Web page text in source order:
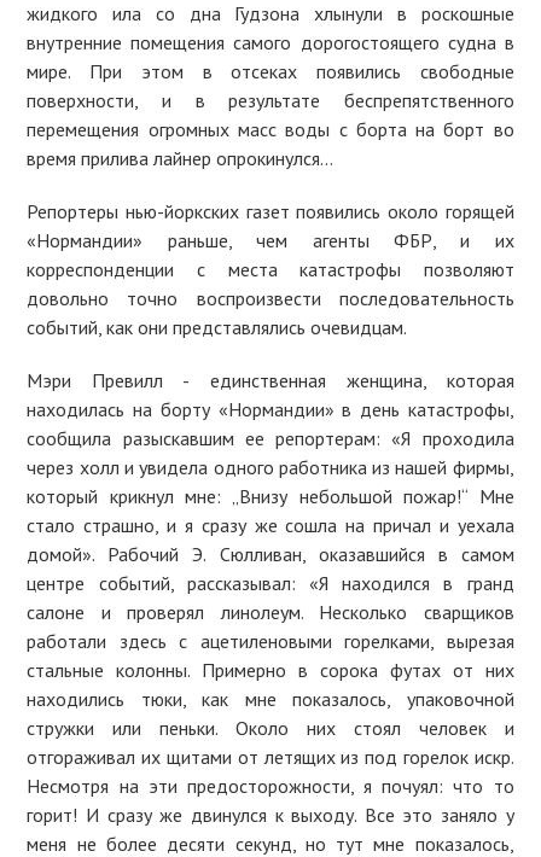
жидкого ила со дна Гудзона хлынули в роскошные
внутренние помещения самого дорогостоящего судна в
мире. При этом в отсеках появились свободные
поверхности, и в результате беспрепятственного
перемещения огромных масс воды с борта на борт во
время прилива лайнер опрокинулся…
Репортеры нью-йоркских газет появились около горящей
«Нормандии» раньше, чем агенты ФБР, и их
корреспонденции с места катастрофы позволяют
довольно точно воспроизвести последовательность
событий, как они представлялись очевидцам.
Мэри Превилл - единственная женщина, которая
находилась на борту «Нормандии» в день катастрофы,
сообщила разыскавшим ее репортерам: «Я проходила
через холл и увидела одного работника из нашей фирмы,
который крикнул мне: „Внизу небольшой пожар!“ Мне
стало страшно, и я сразу же сошла на причал и уехала
домой». Рабочий Э. Сюлливан, оказавшийся в самом
центре событий, рассказывал: «Я находился в гранд
салоне и проверял линолеум. Несколько сварщиков
работали здесь с ацетиленовыми горелками, вырезая
стальные колонны. Примерно в сорока футах от них
находились тюки, как мне показалось, упаковочной
стружки или пеньки. Около них стоял человек и
отгораживал их щитами от летящих из под горелок искр.
Несмотря на эти предосторожности, я почуял: что то
горит! И сразу же двинулся к выходу. Все это заняло у
меня не более десяти секунд, но тут мне показалось,